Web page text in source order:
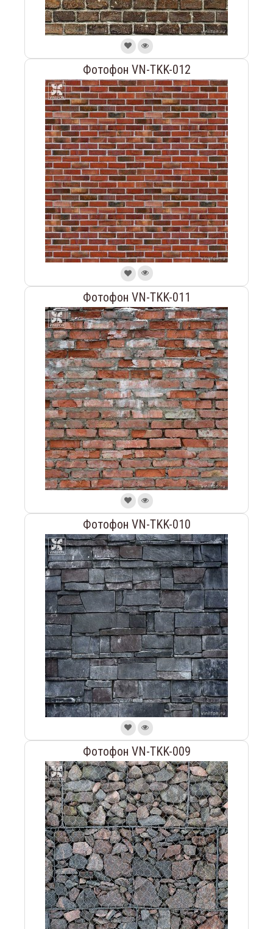
Фотофон VN-TKK-012
Фотофон VN-TKK-011
Фотофон VN-TKK-010
Фотофон VN-TKK-009